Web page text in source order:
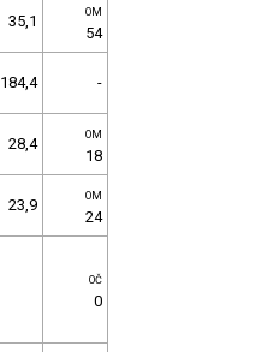
35,1 OM
54
184,4 -
28,4 OM
18
23,9 OM
24
OČ
0